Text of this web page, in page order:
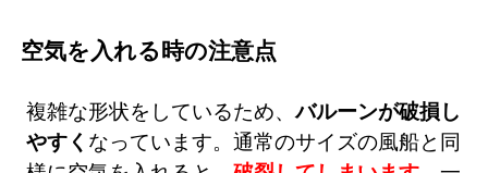
空気を入れる時の注意点
複雑な形状をしているため、バルーンが破損し
やすく なっています。通常のサイズの風船と同